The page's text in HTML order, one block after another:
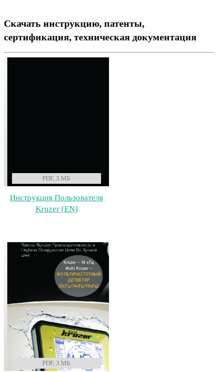
Скачать инструкцию, патенты,
сертификация, техническая документация
PDF, 3 МБ
Инструкция Пользователя
Kruzer (EN)
PDF, 3 МБ